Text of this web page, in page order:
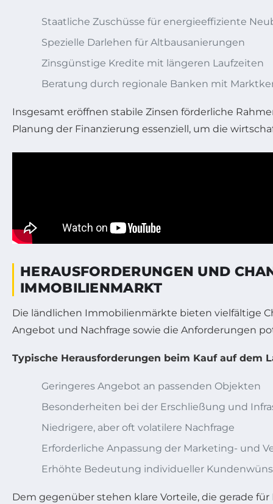
Staatliche Zuschüsse für energieeffiziente
Spezielle Darlehen für Altbausanierungen
Zinsgünstige Kredite mit längeren Laufzeiten
Beratung durch regionale Banken mit
Insgesamt eröffnen stabile Zinsen förderliche
Planung der Finanzierung essenziell, um die
HERAUSFORDERUNGEN UND
IMMOBILIENMARKT
Die ländlichen Immobilienmärkte bieten vielfältige
Angebot und Nachfrage sowie die Anforderungen
Typische Herausforderungen beim Kauf auf dem
Geringeres Angebot an passenden Objekten
Besonderheiten bei der Erschließung und
Niedrigere, aber oft volatilere Nachfrage
Erforderliche Anpassung der Marketing- und
Erhöhte Bedeutung individueller
Dem gegenüber stehen klare Vorteile, die gerade